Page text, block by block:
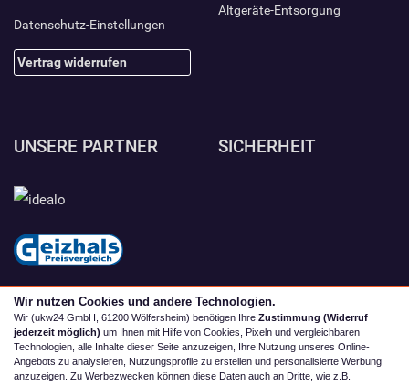
Datenschutz-Einstellungen
Vertrag widerrufen
Altgeräte-Entsorgung
UNSERE PARTNER SICHERHEIT
Wir nutzen Cookies und andere Technologien.
Wir (ukw24 GmbH, 61200 Wölfersheim) benötigen Ihre Zustimmung (Widerruf
jederzeit möglich) um Ihnen mit Hilfe von Cookies, Pixeln und vergleichbaren
Technologien, alle Inhalte dieser Seite anzuzeigen, Ihre Nutzung unseres Online-
Angebots zu analysieren, Nutzungsprofile zu erstellen und personalisierte Werbung
anzuzeigen. Zu Werbezwecken können diese Daten auch an Dritte, wie z.B.